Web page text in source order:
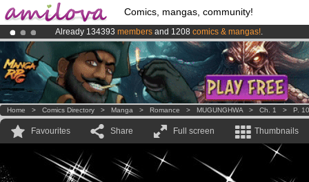
Comics, mangas, community!
Already 134393 members and 1208 comics & mangas!.
AmilovaKickstarter is now LIVE!.
Premium membership from3.95 euros per month !Get membership
Home > Comics Directory > Manga > Romance > MUGUNGHWA > Ch. 1 > P. 10
Favourites Share Full screen Thumbnails